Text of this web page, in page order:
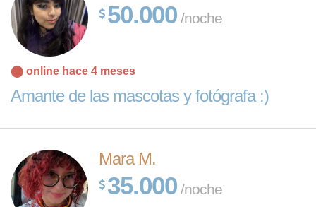
50.000 /noche
⬤ online hace 4 meses
Amante de las mascotas y fotógrafa :)
Mara M.
35.000 /noche